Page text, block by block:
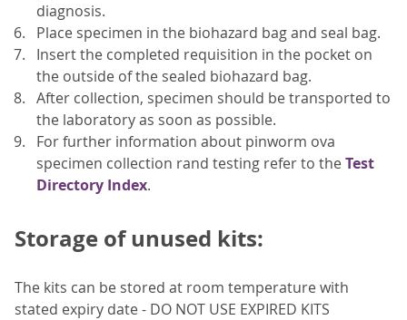
diagnosis.
Place specimen in the biohazard bag and seal bag.
Insert the completed requisition in the pocket on
the outside of the sealed biohazard bag.
After collection, specimen should be transported to
the laboratory as soon as possible.
For further information about pinworm ova
specimen collection rand testing refer to theTest
Directory Index.
Storage of unused kits:
The kits can be stored at room temperature with
stated expiry date - DO NOT USE EXPIRED KITS